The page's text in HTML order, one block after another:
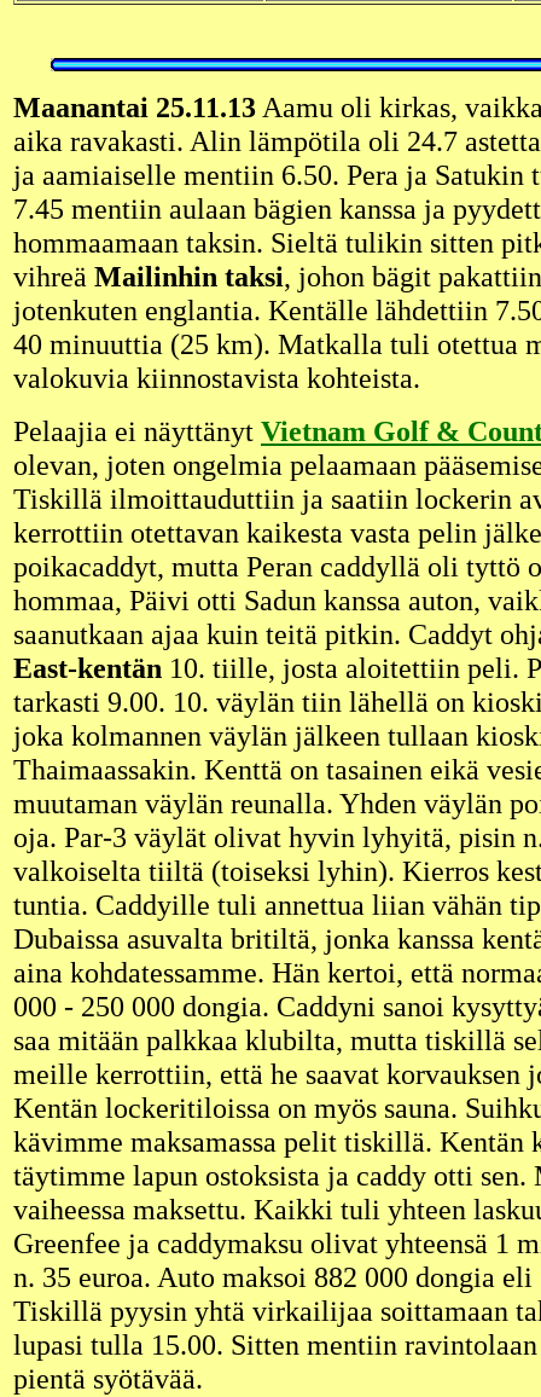
Maanantai 25.11.13Aamu oli kirkas,
aika ravakasti. Alin lämpötila oli 24.7
ja aamiaiselle mentiin 6.50. Pera ja Satukin
7.45 mentiin aulaan bägien kanssa ja
hommaamaan taksin. Sieltä tulikin sitten
vihreä Mailinhin taksi, johon bägit
jotenkuten englantia. Kentälle lähdettiin
40 minuuttia (25 km). Matkalla tuli otettua
valokuvia kiinnostavista kohteista.
Pelaajia ei näyttänyt Vietnam Golf &
olevan, joten ongelmia pelaamaan
Tiskillä ilmoittauduttiin ja saatiin lockerin
kerrottiin otettavan kaikesta vasta pelin
poikacaddyt, mutta Peran caddyllä oli tyttö
hommaa, Päivi otti Sadun kanssa auton,
saanutkaan ajaa kuin teitä pitkin. Caddyt
East-kentän 10. tiille, josta aloitettiin peli.
tarkasti 9.00. 10. väylän tiin lähellä on
joka kolmannen väylän jälkeen tullaan
Thaimaassakin. Kenttä on tasainen eikä
muutaman väylän reunalla. Yhden väylän
oja. Par-3 väylät olivat hyvin lyhyitä, pisin
valkoiselta tiiltä (toiseksi lyhin). Kierros
tuntia. Caddyille tuli annettua liian vähän
Dubaissa asuvalta britiltä, jonka kanssa
aina kohdatessamme. Hän kertoi, että
000 - 250 000 dongia. Caddyni sanoi
saa mitään palkkaa klubilta, mutta tiskillä
meille kerrottiin, että he saavat korvauksen
Kentän lockeritiloissa on myös sauna.
kävimme maksamassa pelit tiskillä. Kentän
täytimme lapun ostoksista ja caddy otti sen.
vaiheessa maksettu. Kaikki tuli yhteen
Greenfee ja caddymaksu olivat yhteensä 1
n. 35 euroa. Auto maksoi 882 000 dongia eli
Tiskillä pyysin yhtä virkailijaa soittamaan
lupasi tulla 15.00. Sitten mentiin
pientä syötävää.